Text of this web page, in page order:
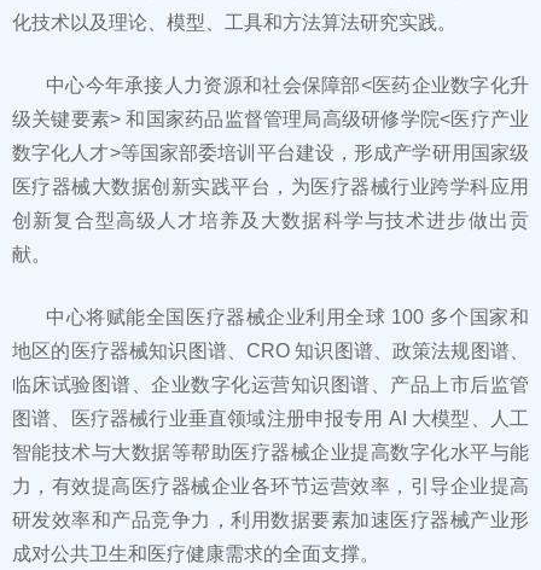
化技术以及理论、模型、工具和方法算法研究实践。
中心今年承接人力资源和社会保障部<医药企业数字化升
级关键要素> 和国家药品监督管理局高级研修学院<医疗产业
数字化人才>等国家部委培训平台建设，形成产学研用国家级
医疗器械大数据创新实践平台，为医疗器械行业跨学科应用
创新复合型高级人才培养及大数据科学与技术进步做出贡
献。
中心将赋能全国医疗器械企业利用全球 100 多个国家和
地区的医疗器械知识图谱、CRO 知识图谱、政策法规图谱、
临床试验图谱、企业数字化运营知识图谱、产品上市后监管
图谱、医疗器械行业垂直领域注册申报专用 AI 大模型、人工
智能技术与大数据等帮助医疗器械企业提高数字化水平与能
力，有效提高医疗器械企业各环节运营效率，引导企业提高
研发效率和产品竞争力，利用数据要素加速医疗器械产业形
成对公共卫生和医疗健康需求的全面支撑。